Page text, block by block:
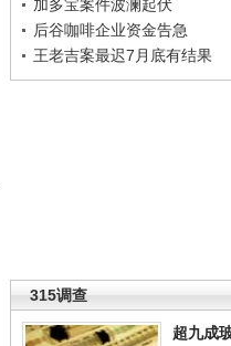
加多宝案件波澜起伏
后谷咖啡企业资金告急
王老吉案最迟7月底有结果
315调查
超九成